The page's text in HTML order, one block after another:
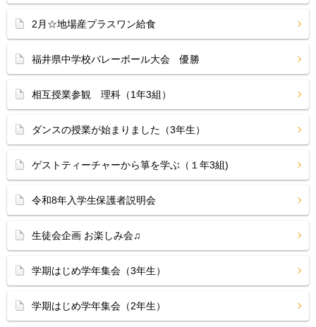
2月☆地場産プラスワン給食
福井県中学校バレーボール大会 優勝
相互授業参観 理科（1年3組）
ダンスの授業が始まりました（3年生）
ゲストティーチャーから箏を学ぶ（１年3組)
令和8年入学生保護者説明会
生徒会企画 お楽しみ会♫
学期はじめ学年集会（3年生）
学期はじめ学年集会（2年生）